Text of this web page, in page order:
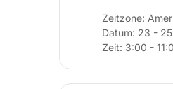
Zeitzone:
Datum: 23 -
Zeit: 3:00 -